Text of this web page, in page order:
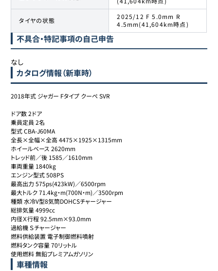
タイヤの状態
2025/12 F 5.0mm R
4.5mm(41,604km時点)
不具合・特記事項の自己申告
なし
カタログ情報（新車時）
2018年式 ジャガー Fタイプ クーペ SVR
ドア数 2ドア
乗員定員 2名
型式 CBA-J60MA
全長×全幅×全高 4475×1925×1315mm
ホイールベース 2620mm
トレッド前／後 1585／1610mm
車両重量 1840kg
エンジン型式 508PS
最高出力 575ps(423kW)／6500rpm
最大トルク 71.4kg・m(700N・m)／3500rpm
種類 水冷V型8気筒DOHCSチャージャー
総排気量 4999cc
内径Ｘ行程 92.5mm×93.0mm
過給機 Ｓチャージャー
燃料供給装置 電子制御燃料噴射
燃料タンク容量 70リットル
使用燃料 無鉛プレミアムガソリン
車種情報